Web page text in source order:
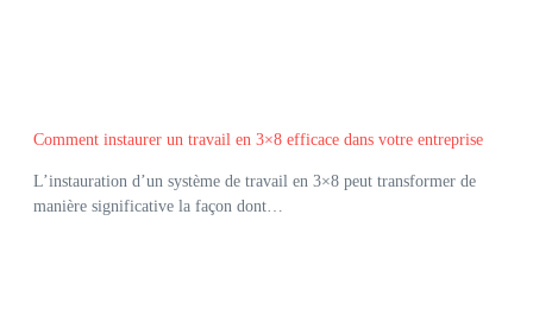
Comment instaurer un travail en 3×8 efficace dans votre entreprise
L’instauration d’un système de travail en 3×8 peut transformer de
manière significative la façon dont…